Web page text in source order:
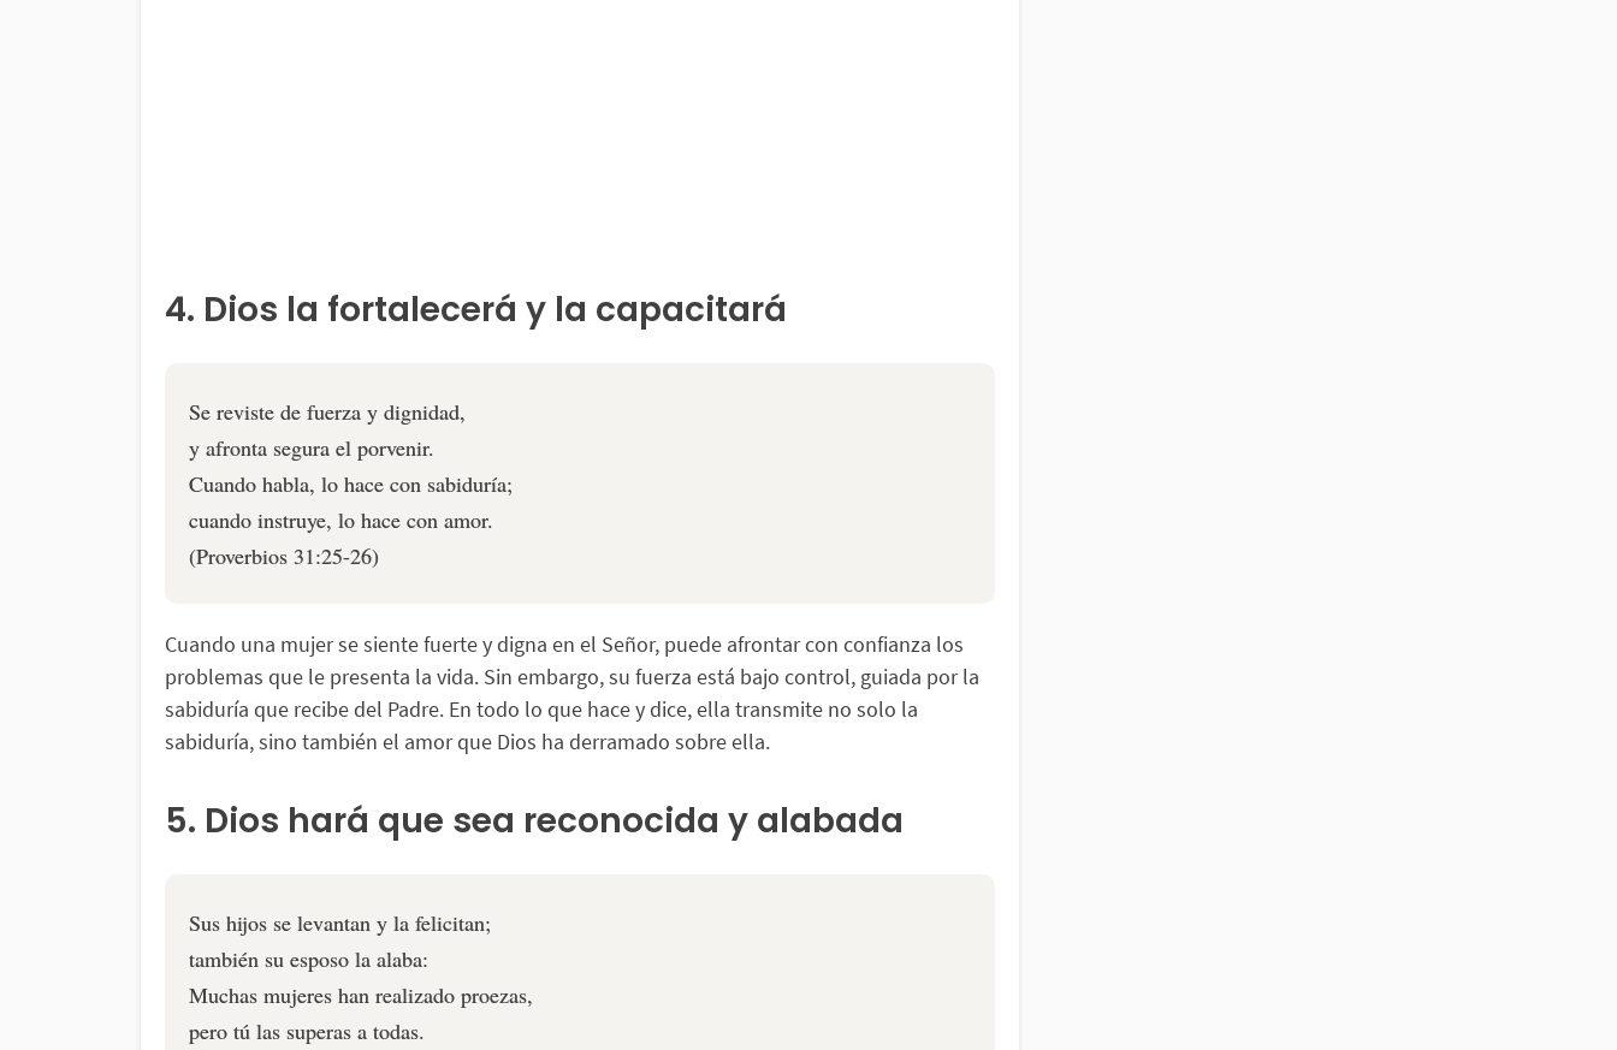
4. Dios la fortalecerá y la capacitará
Se reviste de fuerza y dignidad,
y afronta segura el porvenir.
Cuando habla, lo hace con sabiduría;
cuando instruye, lo hace con amor.
(Proverbios 31:25-26)
Cuando una mujer se siente fuerte y digna en el Señor, puede afrontar con confianza los
problemas que le presenta la vida. Sin embargo, su fuerza está bajo control, guiada por la
sabiduría que recibe del Padre. En todo lo que hace y dice, ella transmite no solo la
sabiduría, sino también el amor que Dios ha derramado sobre ella.
5. Dios hará que sea reconocida y alabada
Sus hijos se levantan y la felicitan;
también su esposo la alaba:
Muchas mujeres han realizado proezas,
pero tú las superas a todas.